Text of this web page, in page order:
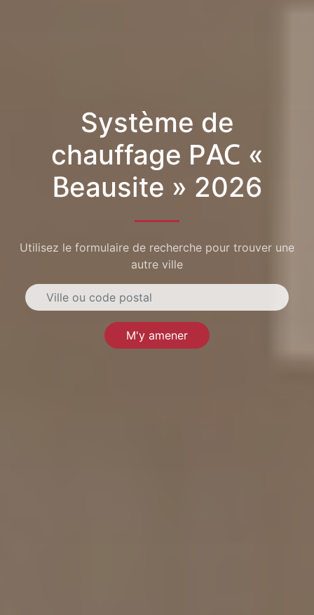
Système de
chauffage PAC «
Beausite » 2026
Utilisez le formulaire de recherche pour trouver une
autre ville
M'y amener